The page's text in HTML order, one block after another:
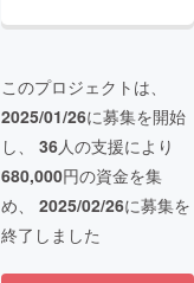
このプロジェクトは、
2025/01/26に募集を開始
し、 36人の支援により
680,000円の資金を集
め、 2025/02/26に募集を
終了しました